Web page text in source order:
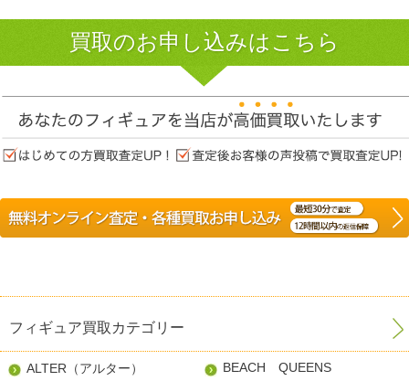
買取のお申し込みはこちら
フィギュア買取カテゴリー
ALTER（アルター） BEACH QUEENS